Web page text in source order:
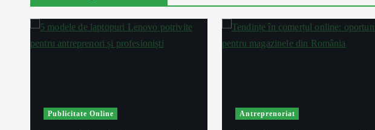
Publicitate Online Antreprenoriat